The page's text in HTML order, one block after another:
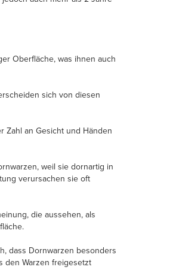
Oberfläche, was ihnen auch
sich von diesen
Zahl an Gesicht und Händen
weil sie dornartig in
verursachen sie oft
die aussehen, als
dass Dornwarzen besonders
den Warzen freigesetzt